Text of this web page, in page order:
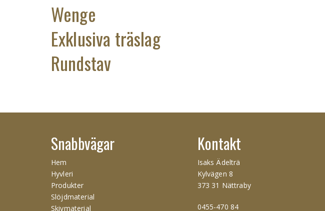
Wenge
Exklusiva träslag
Rundstav
Snabbvägar
Hem
Hyvleri
Produkter
Slöjdmaterial
Skivmaterial
Kontakt
Isaks Ädelträ
Kylvägen 8
373 31 Nättraby
0455-470 84